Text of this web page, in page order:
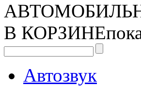
В КОРЗИНЕ
Автозвук